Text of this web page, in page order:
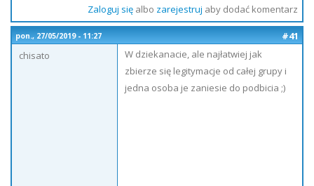
Zaloguj sięalbo zarejestruj aby dodać komentarz
pon., 27/05/2019 - 11:27
#41
chisato
W dziekanacie, ale najłatwiej jak
zbierze się legitymacje od całej grupy i
jedna osoba je zaniesie do podbicia ;)